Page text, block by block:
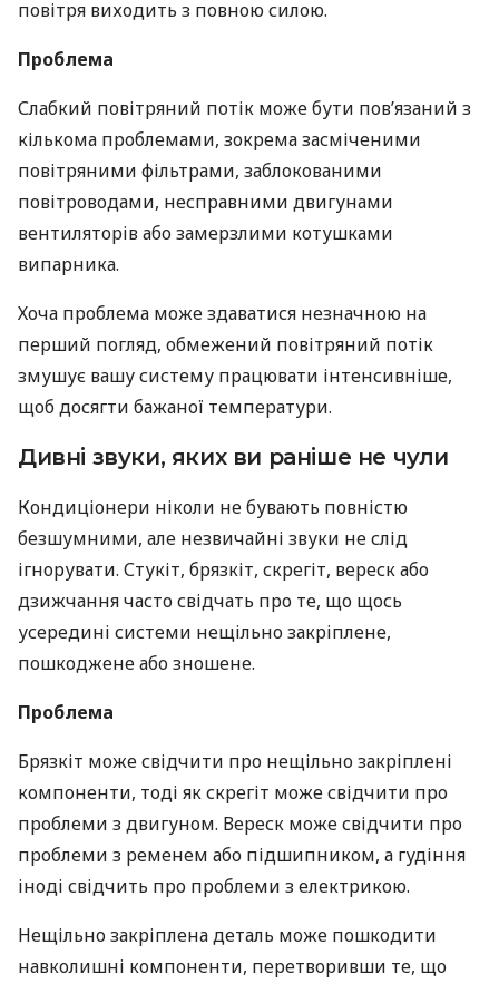
повітря виходить з повною силою.
Проблема
Слабкий повітряний потік може бути пов’язаний з
кількома проблемами, зокрема засміченими
повітряними фільтрами, заблокованими
повітроводами, несправними двигунами
вентиляторів або замерзлими котушками
випарника.
Хоча проблема може здаватися незначною на
перший погляд, обмежений повітряний потік
змушує вашу систему працювати інтенсивніше,
щоб досягти бажаної температури.
Дивні звуки, яких ви раніше не чули
Кондиціонери ніколи не бувають повністю
безшумними, але незвичайні звуки не слід
ігнорувати. Стукіт, брязкіт, скрегіт, вереск або
дзижчання часто свідчать про те, що щось
усередині системи нещільно закріплене,
пошкоджене або зношене.
Проблема
Брязкіт може свідчити про нещільно закріплені
компоненти, тоді як скрегіт може свідчити про
проблеми з двигуном. Вереск може свідчити про
проблеми з ременем або підшипником, а гудіння
іноді свідчить про проблеми з електрикою.
Нещільно закріплена деталь може пошкодити
навколишні компоненти, перетворивши те, що